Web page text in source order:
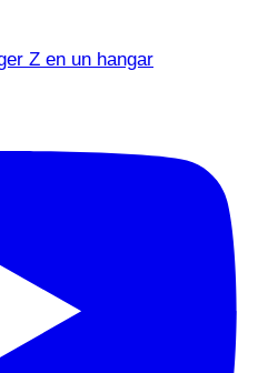
Z en un hangar